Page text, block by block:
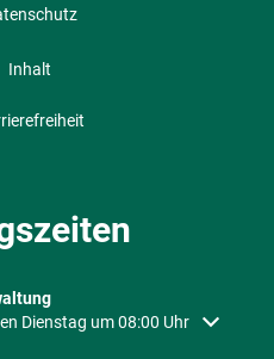
Inhalt
oder Schließzeiten auszublenden
Dienstag um 08:00 Uhr